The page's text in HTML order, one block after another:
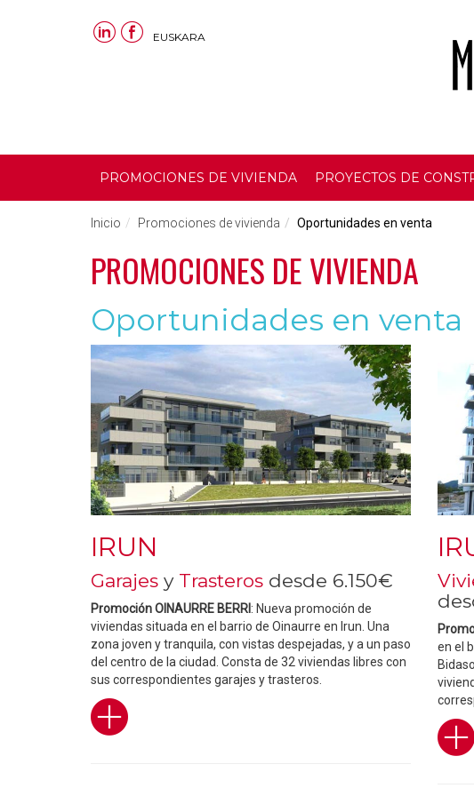
EUSKARA
PROMOCIONES DE VIVIENDA PROYECTOS DE
Inicio Promociones de vivienda Oportunidades en venta
PROMOCIONES DE VIVIENDA
Oportunidades en venta
IRUN
Garajes y Trasteros desde 6.150€
Promoción OINAURRE BERRI : Nueva promoción de
viviendas situada en el barrio de Oinaurre en Irun. Una
zona joven y tranquila, con vistas despejadas, y a un paso
del centro de la ciudad. Consta de 32 viviendas libres con
sus correspondientes garajes y trasteros.
en el